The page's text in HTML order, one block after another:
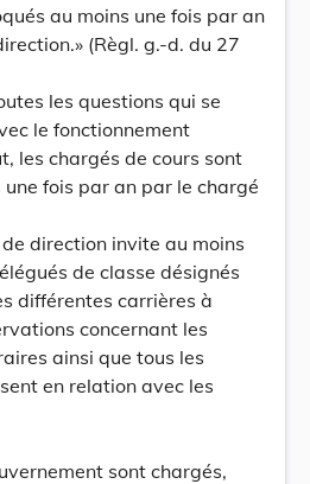
au moins une fois par an
(Règl. g.-d. du 27
les questions qui se
le fonctionnement
les chargés de cours sont
fois par an par le chargé
direction invite au moins
de classe désignés
différentes carrières à
concernant les
ainsi que tous les
en relation avec les
sont chargés,